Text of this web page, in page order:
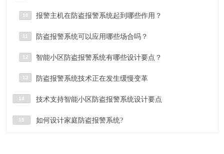
14
15
10
11
12
13
报警主机在防盗报警系统起到哪些作用？
防盗报警系统可以应用哪些场合吗？
智能小区防盗报警系统有哪些设计要点？
防盗报警系统技术正在发生缓慢变革
技术支持智能小区防盗报警系统设计要点
如何设计家庭防盗报警系统?